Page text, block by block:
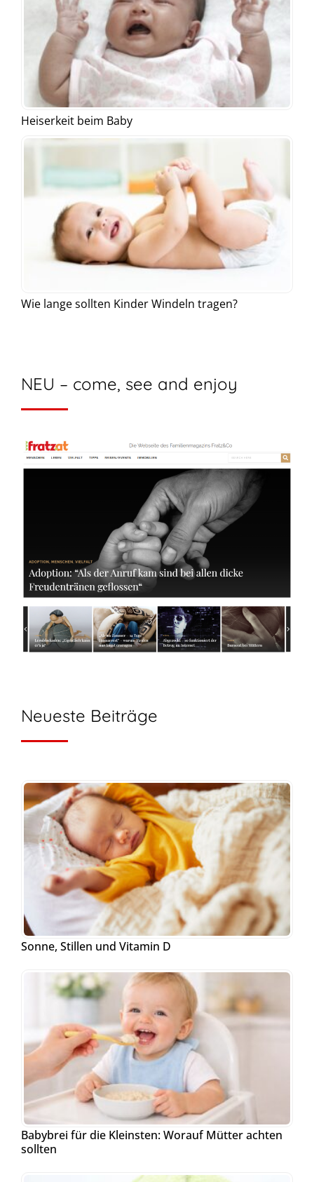
Heiserkeit beim Baby
Wie lange sollten Kinder Windeln tragen?
NEU – come, see and enjoy
Neueste Beiträge
Sonne, Stillen und Vitamin D
Babybrei für die Kleinsten: Worauf Mütter achten
sollten